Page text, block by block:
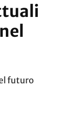
futuro